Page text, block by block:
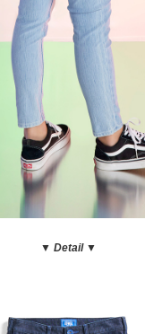
▼ Detail ▼